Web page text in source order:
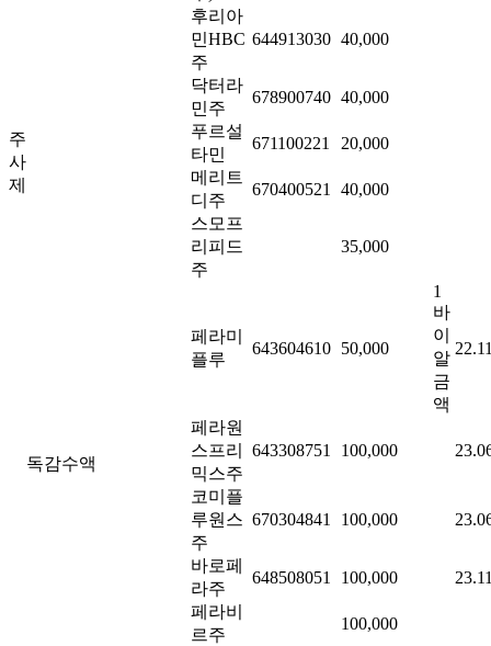
주
사
제
후리아
민HBC
주
644913030 40,000
닥터라
민주
678900740 40,000
푸르설
타민
671100221
20,000
메리트
디주
670400521 40,000
스모프
리피드
주
35,000
독감수액
페라미
플루
643604610 50,000
1
바
이
알
금
액
페라원
스프리
믹스주
643308751 100,000
코미플
루원스
주
670304841 100,000
바로페
라주
648508051 100,000
페라비
르주
100,000